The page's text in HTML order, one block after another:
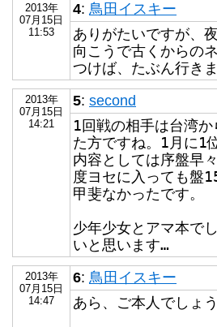
2013年
07月15日
11:53
4: 鳥田イスキー
ありがたいですが、
向こうで古くからの
つけば、たぶん行き
2013年
07月15日
14:21
5: second
1回戦の相手は台湾
た方ですね。1月に1
内容としては序盤早
度ヨセに入っても盤
甲斐なかったです。
少年少女とアマ本で
いと思います…
2013年
07月15日
14:47
6: 鳥田イスキー
あら、ご本人でしょ